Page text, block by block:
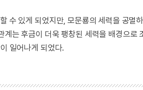
있게 되었지만, 모문룡의 세력을 공멸
는 후금이 더욱 팽창된 세력을 배경으로
일어나게 되었다.